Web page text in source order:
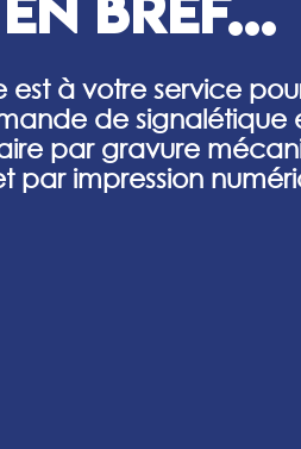
à votre service
de
par gravure
par impression